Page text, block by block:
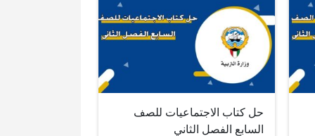
حل كتاب الاجتماعيات للصف
السابع الفصل الثاني